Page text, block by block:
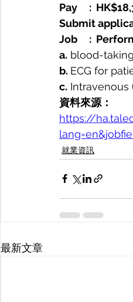
Pay     :
Submit
Job     :
a. blood-
b. ECG for
c. Intravenous
資料來源：
https://
就業資訊
最新文章